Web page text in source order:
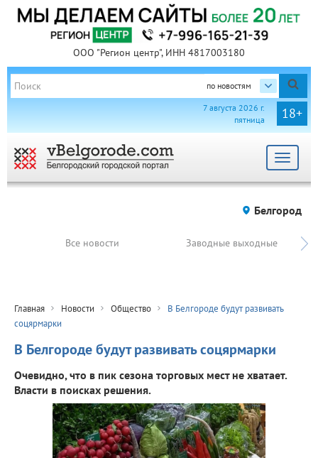
ООО "Регион центр", ИНН 4817003180
по новостям
18+
7 августа 2026 г.
пятница
Toggle
Белгород
Все новости Заводные выходные
Главная Новости Общество
В Белгороде будут развивать
соцярмарки
В Белгороде будут развивать соцярмарки
Очевидно, что в пик сезона торговых мест не хватает.
Власти в поисках решения.